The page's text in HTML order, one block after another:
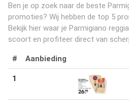
Ben je op zoek naar de beste
promoties? Wij hebben de top 5
Bekijk hier waar je Parmigiano
scoort en profiteer direct van
# Aanbieding
1